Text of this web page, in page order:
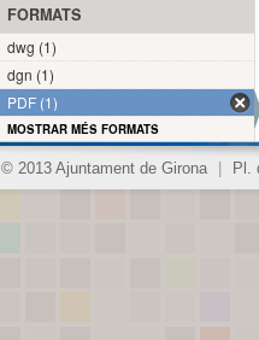
FORMATS
dwg (1)
dgn (1)
PDF (1)
MOSTRAR MÉS FORMATS
© 2013 Ajuntament de Girona Pl.